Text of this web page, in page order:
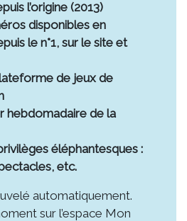
l’origine (2013)
disponibles en
le n°1, sur le site et
de jeux de
hebdomadaire de la
éléphantesques :
etc.
automatiquement.
sur l’espace Mon